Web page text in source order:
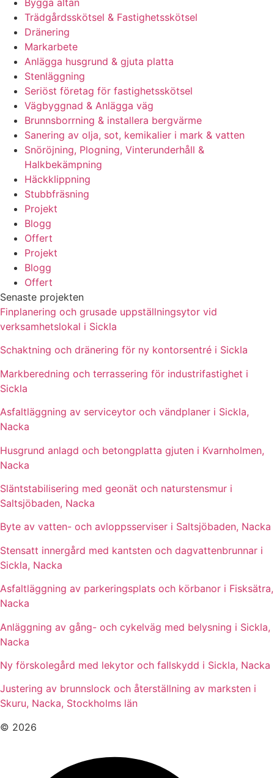
Bygga altan
Trädgårdsskötsel & Fastighetsskötsel
Dränering
Markarbete
Anlägga husgrund & gjuta platta
Stenläggning
Seriöst företag för fastighetsskötsel
Vägbyggnad & Anlägga väg
Brunnsborrning & installera bergvärme
Sanering av olja, sot, kemikalier i mark & vatten
Snöröjning, Plogning, Vinterunderhåll &
Halkbekämpning
Häckklippning
Stubbfräsning
Projekt
Blogg
Offert
Projekt
Blogg
Offert
Senaste projekten
Finplanering och grusade uppställningsytor vid
verksamhetslokal i Sickla
Schaktning och dränering för ny kontorsentré i Sickla
Markberedning och terrassering för industrifastighet i
Sickla
Asfaltläggning av serviceytor och vändplaner i Sickla,
Nacka
Husgrund anlagd och betongplatta gjuten i Kvarnholmen,
Nacka
Släntstabilisering med geonät och naturstensmur i
Saltsjöbaden, Nacka
Byte av vatten- och avloppsserviser i Saltsjöbaden, Nacka
Stensatt innergård med kantsten och dagvattenbrunnar i
Sickla, Nacka
Asfaltläggning av parkeringsplats och körbanor i Fisksätra,
Nacka
Anläggning av gång- och cykelväg med belysning i Sickla,
Nacka
Ny förskolegård med lekytor och fallskydd i Sickla, Nacka
Justering av brunnslock och återställning av marksten i
Skuru, Nacka, Stockholms län
© 2026